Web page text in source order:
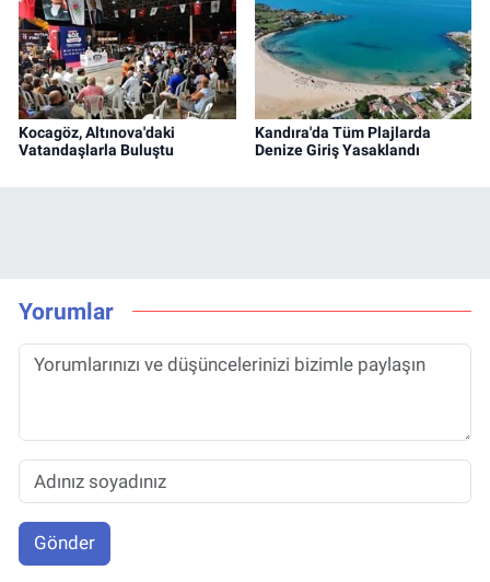
Kocagöz, Altınova'daki
Vatandaşlarla Buluştu
Kandıra'da Tüm Plajlarda
Denize Giriş Yasaklandı
Yorumlar
Gönder